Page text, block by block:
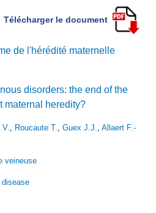
Télécharger le document
de l'hérédité maternelle
disorders: the end of the
maternal heredity?
Roucaute T. Guex J.J.
Allaert F.-
veineuse
disease